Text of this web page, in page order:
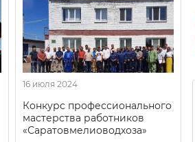
16 июля 2024
Конкурс профессионального
мастерства работников
«Саратовмелиоводхоза»